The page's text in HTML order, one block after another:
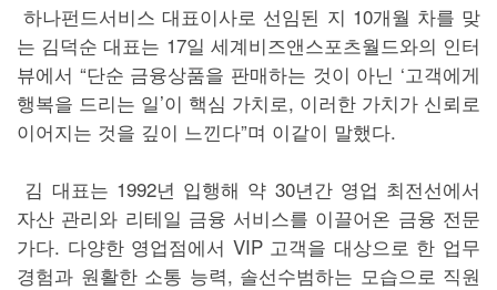
하나펀드서비스 대표이사로 선임된 지 10개월 차를 맞
는 김덕순 대표는 17일 세계비즈앤스포츠월드와의 인터
뷰에서 “단순 금융상품을 판매하는 것이 아닌 ‘고객에게
행복을 드리는 일’이 핵심 가치로, 이러한 가치가 신뢰로
이어지는 것을 깊이 느낀다”며 이같이 말했다.
김 대표는 1992년 입행해 약 30년간 영업 최전선에서
자산 관리와 리테일 금융 서비스를 이끌어온 금융 전문
가다. 다양한 영업점에서 VIP 고객을 대상으로 한 업무
경험과 원활한 소통 능력, 솔선수범하는 모습으로 직원